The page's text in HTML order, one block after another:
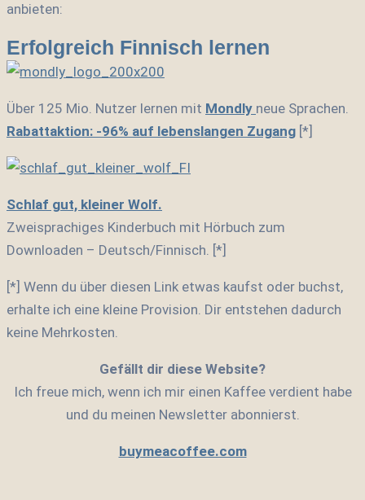
anbieten:
Erfolgreich Finnisch lernen
Über 125 Mio. Nutzer lernen mit Mondly neue Sprachen.
Rabattaktion: -96% auf lebenslangen Zugang [*]
Schlaf gut, kleiner Wolf.
Zweisprachiges Kinderbuch mit Hörbuch zum
Downloaden – Deutsch/Finnisch. [*]
[*] Wenn du über diesen Link etwas kaufst oder buchst,
erhalte ich eine kleine Provision. Dir entstehen dadurch
keine Mehrkosten.
Gefällt dir diese Website?
Ich freue mich, wenn ich mir einen Kaffee verdient habe
und du meinen Newsletter abonnierst.
buymeacoffee.com